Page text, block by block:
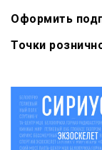
Оформить
Точки